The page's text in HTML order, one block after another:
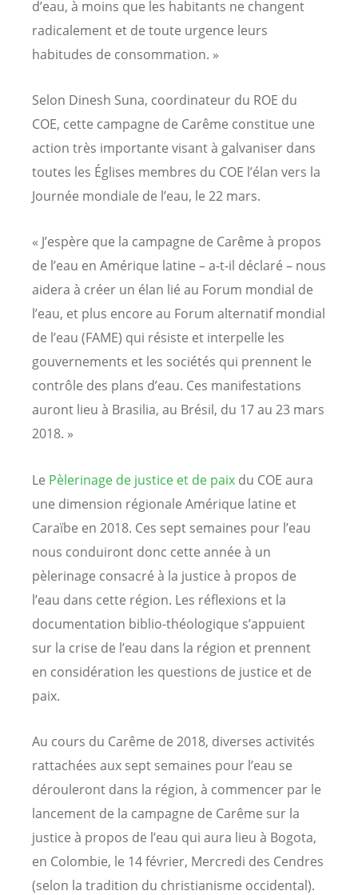
d’eau, à moins que les habitants ne changent
radicalement et de toute urgence leurs
habitudes de consommation. »
Selon Dinesh Suna, coordinateur du ROE du
COE, cette campagne de Carême constitue une
action très importante visant à galvaniser dans
toutes les Églises membres du COE l’élan vers la
Journée mondiale de l’eau, le 22 mars.
« J’espère que la campagne de Carême à propos
de l’eau en Amérique latine – a-t-il déclaré – nous
aidera à créer un élan lié au Forum mondial de
l’eau, et plus encore au Forum alternatif mondial
de l’eau (FAME) qui résiste et interpelle les
gouvernements et les sociétés qui prennent le
contrôle des plans d’eau. Ces manifestations
auront lieu à Brasilia, au Brésil, du 17 au 23 mars
2018. »
Le Pèlerinage de justice et de paix du COE aura
une dimension régionale Amérique latine et
Caraïbe en 2018. Ces sept semaines pour l’eau
nous conduiront donc cette année à un
pèlerinage consacré à la justice à propos de
l’eau dans cette région. Les réflexions et la
documentation biblio-théologique s’appuient
sur la crise de l’eau dans la région et prennent
en considération les questions de justice et de
paix.
Au cours du Carême de 2018, diverses activités
rattachées aux sept semaines pour l’eau se
dérouleront dans la région, à commencer par le
lancement de la campagne de Carême sur la
justice à propos de l’eau qui aura lieu à Bogota,
en Colombie, le 14 février, Mercredi des Cendres
(selon la tradition du christianisme occidental).